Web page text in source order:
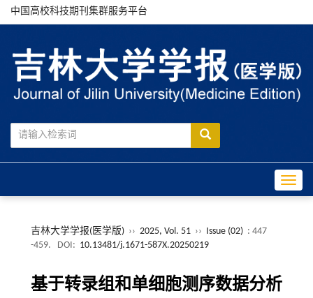
中国高校科技期刊集群服务平台
吉林大学学报(医学版) ›› 2025, Vol. 51 ›› Issue (02) : 447
-459.
DOI: 10.13481/j.1671-587X.20250219
基于转录组和单细胞测序数据分析